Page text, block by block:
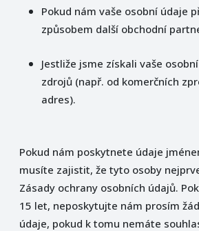
Pokud nám vaše osobní údaje
způsobem další obchodní
Jestliže jsme získali vaše
zdrojů (např. od komerčních
adres).
Pokud nám poskytnete údaje
musíte zajistit, že tyto osoby
Zásady ochrany osobních údajů.
15 let, neposkytujte nám prosím
údaje, pokud k tomu nemáte